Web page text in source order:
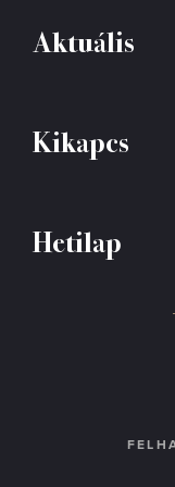
Aktuális
Kikapcs
Hetilap